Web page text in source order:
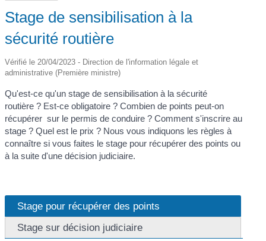
Stage de sensibilisation à la
sécurité routière
Vérifié le 20/04/2023 - Direction de l'information légale et
administrative (Première ministre)
Qu'est-ce qu'un stage de sensibilisation à la sécurité
routière ? Est-ce obligatoire ? Combien de points peut-on
récupérer sur le permis de conduire ? Comment s'inscrire au
stage ? Quel est le prix ? Nous vous indiquons les règles à
connaître si vous faites le stage pour récupérer des points ou
à la suite d'une décision judiciaire.
Stage pour récupérer des points
Stage sur décision judiciaire